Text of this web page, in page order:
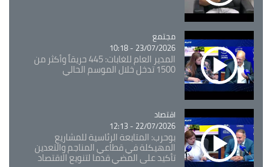
Catégorie
مجتمع
23/07/2026 - 10:18
المدير العام للغابات: 445 حريقاً وأكثر من
1500 تدخل خلال الموسم الحالي
Catégorie
اقتصاد
22/07/2026 - 12:13
بوحرب: المتابعة الرئاسية للمشاريع
المهيكلة في قطاعي المناجم والتعدين
تأكيد على المضي قدما لتنويع الاقتصاد